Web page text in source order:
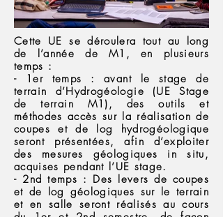
Cette UE se déroulera tout au long
de l’année de M1, en plusieurs
temps :
- 1er temps : avant le stage de
terrain d’Hydrogéologie (UE Stage
de terrain M1), des outils et
méthodes accès sur la réalisation de
coupes et de log hydrogéologique
seront présentées, afin d’exploiter
des mesures géologiques in situ,
acquises pendant l’UE stage.
- 2nd temps : Des levers de coupes
et de log géologiques sur le terrain
et en salle seront réalisés au cours